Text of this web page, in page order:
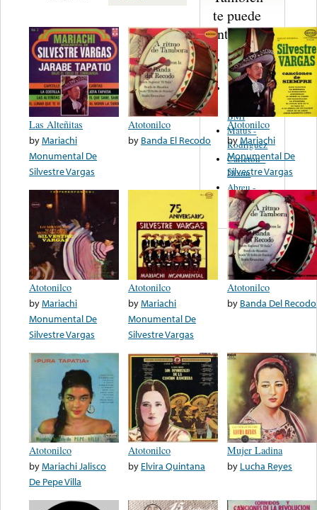
Las Alteñitas
byMariachi
Monumental De
Silvestre Vargas
Atotonilco
by Banda El Recodo
Atotonilco
byMariachi
Monumental De
Silvestre Vargas
Atotonilco
byMariachi
Monumental De
Silvestre Vargas
Atotonilco
byMariachi
Monumental De
Silvestre Vargas
Atotonilco
by Banda Del Recodo
Atotonilco
byMariachi Jalisco
De Pepe Villa
Atotonilco
by Elvira Quintana
Mujer Ladina
by Lucha Reyes
te puede
interesar...
Martinez,
Felipe
Performance
Music Co.
BMI
Matus -
Rodriguez
Carleton -
Dixon
Abreu -
Oliverira